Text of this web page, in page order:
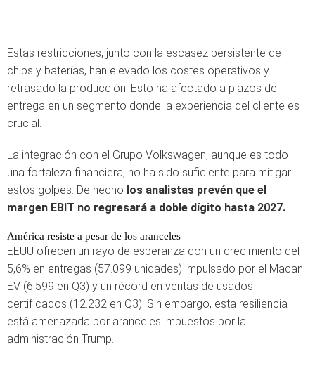
Estas restricciones, junto con la escasez persistente de
chips y baterías, han elevado los costes operativos y
retrasado la producción. Esto ha afectado a plazos de
entrega en un segmento donde la experiencia del cliente es
crucial.
La integración con el Grupo Volkswagen, aunque es todo
una fortaleza financiera, no ha sido suficiente para mitigar
estos golpes. De hecho los analistas prevén que el
margen EBIT no regresará a doble dígito hasta 2027.
América resiste a pesar de los aranceles
EEUU ofrecen un rayo de esperanza con un crecimiento del
5,6% en entregas (57.099 unidades) impulsado por el Macan
EV (6.599 en Q3) y un récord en ventas de usados
certificados (12.232 en Q3). Sin embargo, esta resiliencia
está amenazada por aranceles impuestos por la
administración Trump.